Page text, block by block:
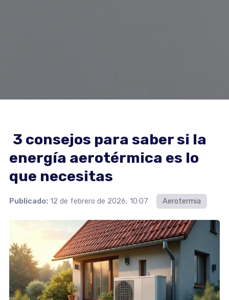
3 consejos para saber si la
energía aerotérmica es lo
que necesitas
Publicado: 12 de febrero de 2026, 10:07 Aerotermia